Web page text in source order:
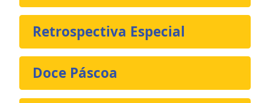
Retrospectiva Especial
Doce Páscoa